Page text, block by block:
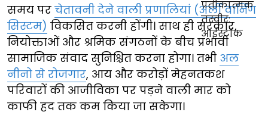
समय पर चेतावनी देने वाली प्रणालियां (अर्ली वार्निंग
सिस्टम) विकसित करनी होंगी। साथ ही सरकार,
नियोक्ताओं और श्रमिक संगठनों के बीच प्रभावी
सामाजिक संवाद सुनिश्चित करना होगा। तभी अल
नीनो से रोजगार, आय और करोड़ों मेहनतकश
परिवारों की आजीविका पर पड़ने वाली मार को
काफी हद तक कम किया जा सकेगा।